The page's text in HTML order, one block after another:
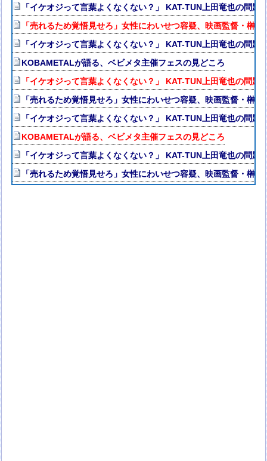
「イケオジって言葉よくなくない？」 KAT-TUN上田竜也の問
「売れるため覚悟見せろ」女性にわいせつ容疑、映画監督・榊
「イケオジって言葉よくなくない？」 KAT-TUN上田竜也の問
KOBAMETALが語る、ベビメタ主催フェスの見どころ
「イケオジって言葉よくなくない？」 KAT-TUN上田竜也の問
「売れるため覚悟見せろ」女性にわいせつ容疑、映画監督・榊
「イケオジって言葉よくなくない？」 KAT-TUN上田竜也の問
KOBAMETALが語る、ベビメタ主催フェスの見どころ
「イケオジって言葉よくなくない？」 KAT-TUN上田竜也の問
「売れるため覚悟見せろ」女性にわいせつ容疑、映画監督・榊